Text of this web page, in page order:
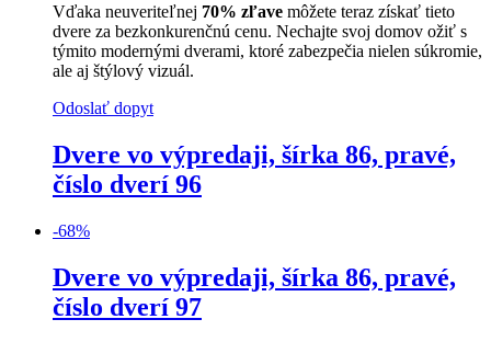
Vďaka neuveriteľnej 70% zľave môžete teraz získať tieto
dvere za bezkonkurenčnú cenu. Nechajte svoj domov ožiť s
týmito modernými dverami, ktoré zabezpečia nielen súkromie,
ale aj štýlový vizuál.
Odoslať dopyt
Dvere vo výpredaji, šírka 86, pravé,
číslo dverí 96
-68%
Dvere vo výpredaji, šírka 86, pravé,
číslo dverí 97